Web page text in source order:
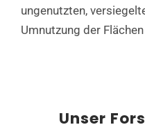
ungenutzten,
Umnutzung der
Unser